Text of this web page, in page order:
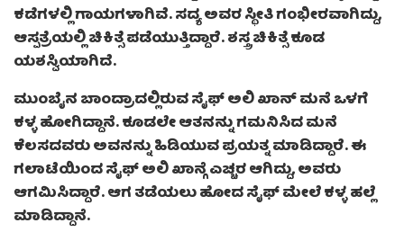
ಕಡೆಗಳಲ್ಲಿ ಗಾಯಗಳಾಗಿವೆ. ಸದ್ಯ ಅವರ ಸ್ಥೀತಿ ಗಂಭೀರವಾಗಿದ್ದು,
ಆಸ್ಪತ್ರೆಯಲ್ಲಿ ಚಿಕಿತ್ಸೆ ಪಡೆಯುತ್ತಿದ್ದಾರೆ. ಶಸ್ತ್ರ ಚಿಕಿತ್ಸೆ ಕೂಡ
ಯಶಸ್ವಿಯಾಗಿದೆ.
ಮುಂಬೈನ ಬಾಂದ್ರಾದಲ್ಲಿರುವ ಸೈಫ್ ಅಲಿ ಖಾನ್ ಮನೆ ಒಳಗೆ
ಕಳ್ಳ ಹೋಗಿದ್ದಾನೆ. ಕೂಡಲೇ ಆತನನ್ನು ಗಮನಿಸಿದ ಮನೆ
ಕೆಲಸದವರು ಅವನನ್ನು ಹಿಡಿಯುವ ಪ್ರಯತ್ನ ಮಾಡಿದ್ದಾರೆ. ಈ
ಗಲಾಟೆಯಿಂದ ಸೈಫ್ ಅಲಿ ಖಾನ್ಗೆ ಎಚ್ಚರ ಆಗಿದ್ದು, ಅವರು
ಆಗಮಿಸಿದ್ದಾರೆ. ಆಗ ತಡೆಯಲು ಹೋದ ಸೈಫ್ ಮೇಲೆ ಕಳ್ಳ ಹಲ್ಲೆ
ಮಾಡಿದ್ದಾನೆ.